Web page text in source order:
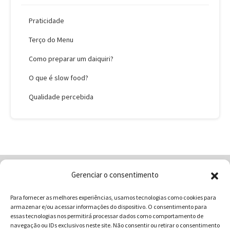
Gerenciar o consentimento
Para fornecer as melhores experiências, usamos tecnologias como cookies para
armazenar e/ou acessar informações do dispositivo. O consentimento para
essas tecnologias nos permitirá processar dados como comportamento de
navegação ou IDs exclusivos neste site. Não consentir ou retirar o consentimento
Praticidade
Terço do Menu
Como preparar um daiquiri?
O que é slow food?
Qualidade percebida
Contatos
Receitas
Blog
Vocabulário da Gastronomia